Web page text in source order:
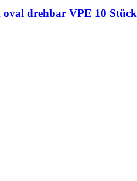
drehbar VPE 10 Stück